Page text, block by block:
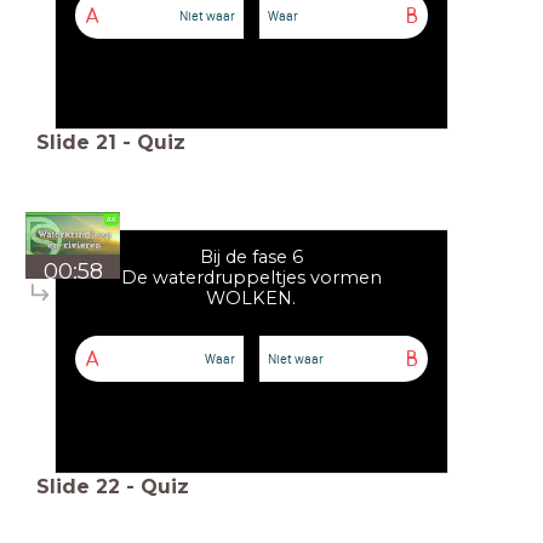
A Niet waar B
Waar
Slide 21 - Quiz
00:58
Bij de fase 6
De waterdruppeltjes vormen
WOLKEN.
A Waar B
Niet waar
Slide 22 - Quiz